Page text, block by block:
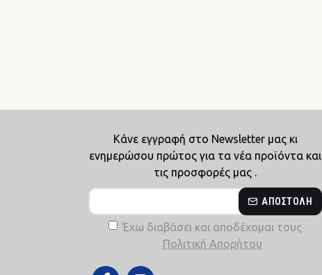
Κάνε εγγραφή στο Newsletter μας κι
ενημερώσου πρώτος για τα νέα προϊόντα και
τις προσφορές μας .
ΑΠΟΣΤΟΛΉ
Έχω διαβάσει και αποδέχομαι τους
Πολιτική Απορήτου